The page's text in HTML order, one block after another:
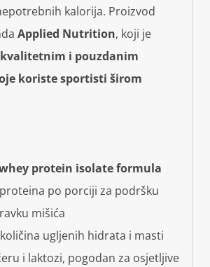
kalorija. Proizvod
Applied Nutrition, koji je
kvalitetnim i pouzdanim
koriste sportisti širom
protein isolate formula
po porciji za podršku
mišića
ugljenih hidrata i masti
i laktozi, pogodan za osjetljive